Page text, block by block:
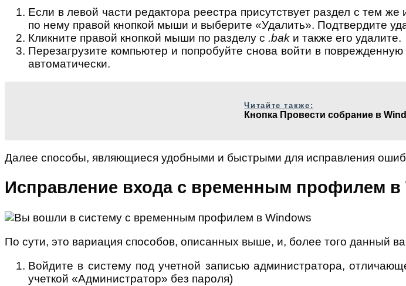
Если в левой части редактора реестра присутствует раздел с тем
по нему правой кнопкой мыши и выберите «Удалить». Подтвердите
Кликните правой кнопкой мыши по разделу с .bak и также его удалите.
Перезагрузите компьютер и попробуйте снова войти в
автоматически.
Читайте также:
Кнопка Провести собрание в
Далее способы, являющиеся удобными и быстрыми для исправления
Исправление входа с временным профилем в
По сути, это вариация способов, описанных выше, и, более того данный
Войдите в систему под учетной записью администратора,
учеткой «Администратор» без пароля)